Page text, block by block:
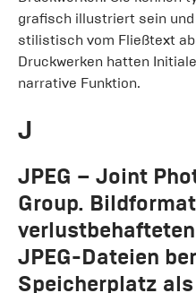
grafisch illustriert sein
stilistisch vom Fließtext
Druckwerken hatten
narrative Funktion.
J
JPEG – Joint
Group.
JPEG-Dateien
Speicherplatz